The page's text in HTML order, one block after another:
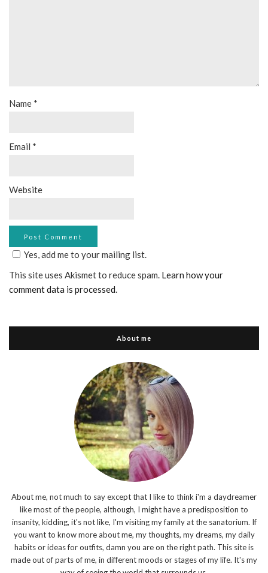
Name *
Email *
Website
Yes, add me to your mailing list.
This site uses Akismet to reduce spam. Learn how your
comment data is processed.
About me
About me, not much to say except that I like to think i'm a daydreamer
like most of the people, although, I might have a predisposition to
insanity, kidding, it's not like, I'm visiting my family at the sanatorium. If
you want to know more about me, my thoughts, my dreams, my daily
habits or ideas for outfits, damn you are on the right path. This site is
made out of parts of me, in different moods or stages of my life. It's my